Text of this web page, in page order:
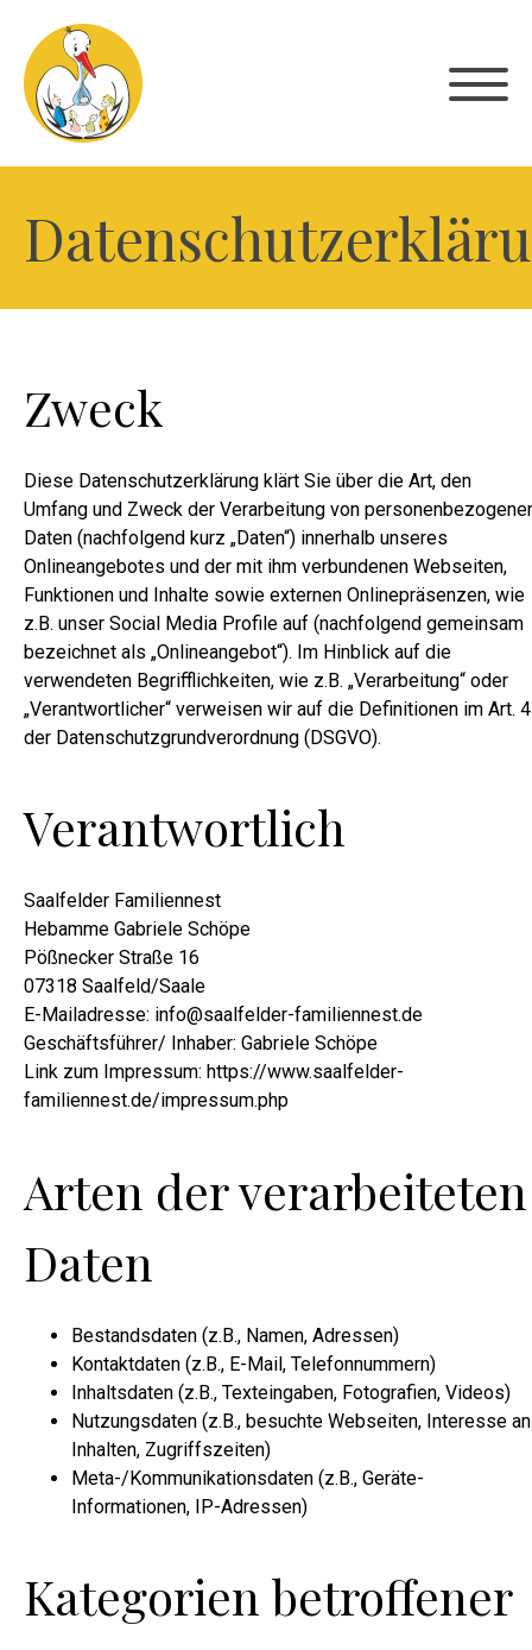
Zweck
Diese Datenschutzerklärung klärt Sie über die Art, den
Umfang und Zweck der Verarbeitung von
Daten (nachfolgend kurz „Daten“) innerhalb unseres
Onlineangebotes und der mit ihm verbundenen Webseiten,
Funktionen und Inhalte sowie externen Onlinepräsenzen, wie
z.B. unser Social Media Profile auf (nachfolgend gemeinsam
bezeichnet als „Onlineangebot“). Im Hinblick auf die
verwendeten Begrifflichkeiten, wie z.B. „Verarbeitung“ oder
„Verantwortlicher“ verweisen wir auf die Definitionen im Art. 4
der Datenschutzgrundverordnung (DSGVO).
Verantwortlich
Saalfelder Familiennest
Hebamme Gabriele Schöpe
Pößnecker Straße 16
07318 Saalfeld/Saale
E-Mailadresse: info@saalfelder-familiennest.de
Geschäftsführer/ Inhaber: Gabriele Schöpe
Link zum Impressum: https://www.saalfelder-
familiennest.de/impressum.php
Arten der verarbeiteten
Daten
Bestandsdaten (z.B., Namen, Adressen)
Kontaktdaten (z.B., E-Mail, Telefonnummern)
Inhaltsdaten (z.B., Texteingaben, Fotografien, Videos)
Nutzungsdaten (z.B., besuchte Webseiten, Interesse an
Inhalten, Zugriffszeiten)
Meta-/Kommunikationsdaten (z.B., Geräte-
Informationen, IP-Adressen)
Kategorien betroffener